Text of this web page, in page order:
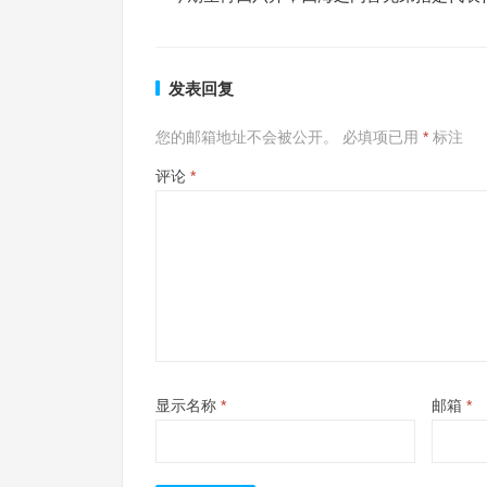
发表回复
您的邮箱地址不会被公开。 必填项已用 * 标注
评论 *
显示名称 * 邮箱 *